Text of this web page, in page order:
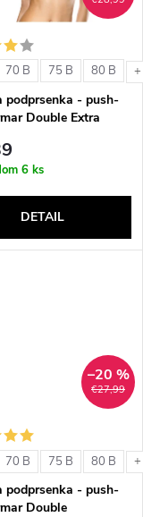
70 B 75 B 80 B
podprsenka - push-
Double Extra
6 ks
DETAIL
€27,99
–20 %
70 B 75 B 80 B
podprsenka - push-
Double